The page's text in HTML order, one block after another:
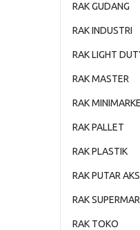
RAK GUDANG
RAK INDUSTRI
RAK LIGHT
RAK MASTER
RAK
RAK PALLET
RAK PLASTIK
RAK PUTAR
RAK
RAK TOKO